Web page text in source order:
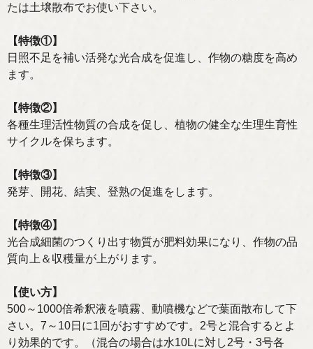
たは土壌散布でお使い下さい。
【特徴①】
日照不足を補い活発な光合成を促進し、作物の糖度を高め
ます。
【特徴②】
各種生理活性物質の合成を促し、植物の健全な生理生育性
サイクルを保ちます。
【特徴③】
発芽、開花、結実、登熟の促進をします。
【特徴④】
光合成細菌のつくり出す物質が肥料効果になり、作物の品
質向上＆収穫量が上がります。
【使い方】
500～1000倍希釈液を噴霧、動噴機などで葉面散布して下
さい。7～10日に1回がおすすめです。2号と混合するとよ
り効果的です。（混合の場合は水10Lに対し2号・3号各